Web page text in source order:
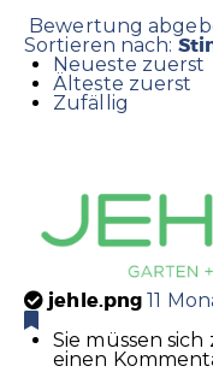
Bewertung
Sortieren nach:
Neueste zuerst
Älteste zuerst
Zufällig
jehle.png 11
Sie müssen
einen